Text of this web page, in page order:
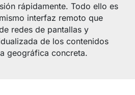
rápidamente. Todo ello es
interfaz remoto que
redes de pantallas y
de los contenidos
geográfica concreta.